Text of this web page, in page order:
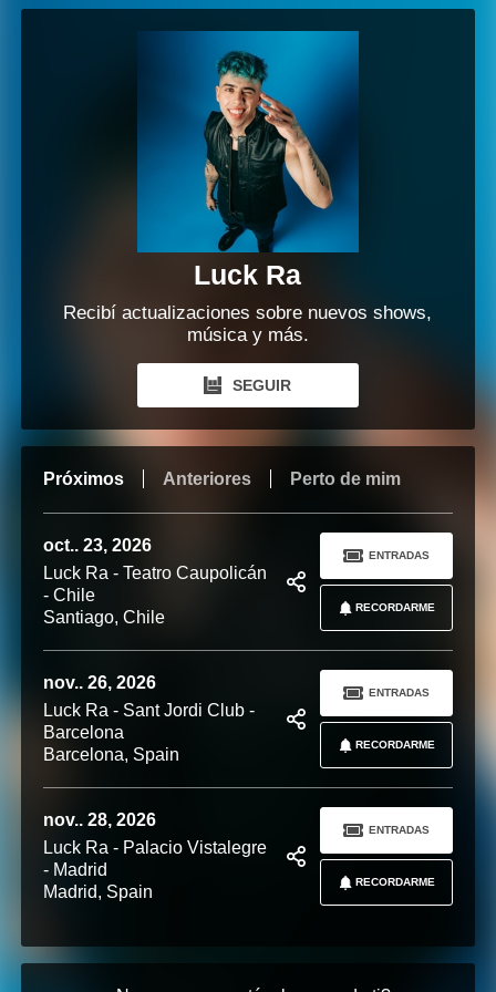
Luck Ra
Recibí actualizaciones sobre nuevos shows,
música y más.
SEGUIR
Próximos Anteriores Perto de mim
oct.. 23, 2026
Luck Ra - Teatro Caupolicán
- Chile
Santiago, Chile
RECORDARME
ENTRADAS
nov.. 26, 2026
Luck Ra - Sant Jordi Club -
Barcelona
Barcelona, Spain
RECORDARME
ENTRADAS
nov.. 28, 2026
Luck Ra - Palacio Vistalegre
- Madrid
Madrid, Spain
RECORDARME
ENTRADAS